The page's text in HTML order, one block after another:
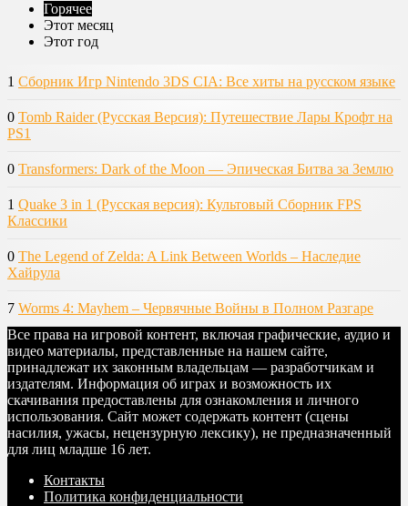
Горячее
Этот месяц
Этот год
1 Сборник Игр Nintendo 3DS CIA: Все хиты на русском языке
0 Tomb Raider (Русская Версия): Путешествие Лары Крофт на
PS1
0 Transformers: Dark of the Moon — Эпическая Битва за Землю
1 Quake 3 in 1 (Русская версия): Культовый Сборник FPS
Классики
0 The Legend of Zelda: A Link Between Worlds – Наследие
Хайрула
7 Worms 4: Mayhem – Червячные Войны в Полном Разгаре
Все права на игровой контент, включая графические, аудио и
видео материалы, представленные на нашем сайте,
принадлежат их законным владельцам — разработчикам и
издателям. Информация об играх и возможность их
скачивания предоставлены для ознакомления и личного
использования. Сайт может содержать контент (сцены
насилия, ужасы, нецензурную лексику), не предназначенный
для лиц младше 16 лет.
Контакты
Политика конфиденциальности